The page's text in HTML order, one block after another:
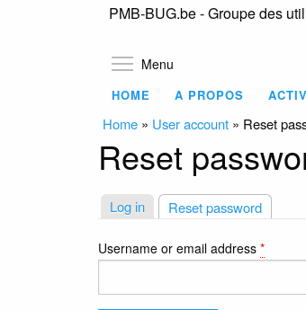
PMB-BUG.be - Groupe des
Menu
HOME A PROPOS
Home » User account » Reset
Reset
Primary
tabs
Log in Reset password
Username or email address *